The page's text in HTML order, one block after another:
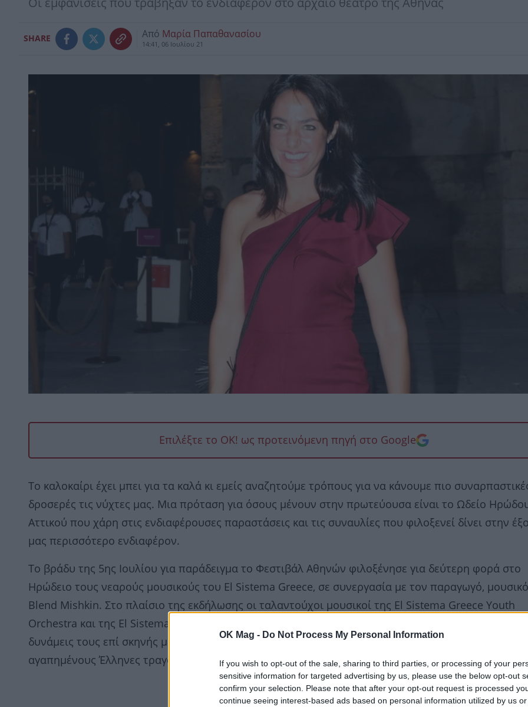
OK Mag - Do Not Process My Personal Information
If you wish to opt-out of the sale, sharing to third parties, or processing of your
sensitive information for targeted advertising by us, please use the below opt-out
confirm your selection. Please note that after your opt-out request is processed
continue seeing interest-based ads based on personal information utilized by us
SHARE Από Μαρία Παπαθανασίου
14:41, 06 Ιουλίου 21
Επιλέξτε το OK! ως προτεινόμενη πηγή στο Google
Το καλοκαίρι έχει μπει για τα καλά κι εμείς αναζητούμε τρόπους για να κάνουμε πιο
δροσερές τις νύχτες μας. Μια πρόταση για όσους μένουν στην πρωτεύουσα είναι το Ωδείο
Αττικού που χάρη στις ενδιαφέρουσες παραστάσεις και τις συναυλίες που φιλοξενεί δίνει στην
μας περισσότερο ενδιαφέρον.
Το βράδυ της 5ης Ιουλίου για παράδειγμα το Φεστιβάλ Αθηνών φιλοξένησε για δεύτερη φορά στο
Ηρώδειο τους νεαρούς μουσικούς του El Sistema Greece, σε συνεργασία με τον παραγωγό,
Blend Mishkin. Στο πλαίσιο της εκδήλωσης οι ταλαντούχοι μουσικοί της El Sistema Greece Youth
Orchestra και της El Sistema Greece Youth Choir, που προέρχονται από 40 και πλέον χώρες,
δυνάμεις τους επί σκηνής με τη ρέγκε-σόουλ μπάντα Roots Evolution του Blend Mishkin, έναν dj
αγαπημένους Έλληνες τραγουδιστές.